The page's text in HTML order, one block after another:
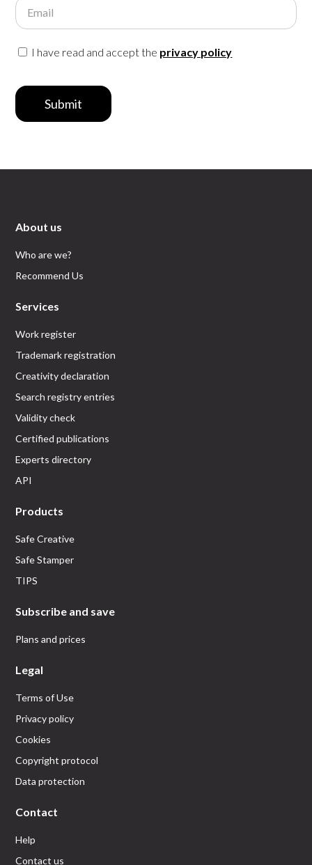
Email
I have read and accept the privacy policy
Submit
About us
Who are we?
Recommend Us
Services
Work register
Trademark registration
Creativity declaration
Search registry entries
Validity check
Certified publications
Experts directory
API
Products
Safe Creative
Safe Stamper
TIPS
Subscribe and save
Plans and prices
Legal
Terms of Use
Privacy policy
Cookies
Copyright protocol
Data protection
Contact
Help
Contact us